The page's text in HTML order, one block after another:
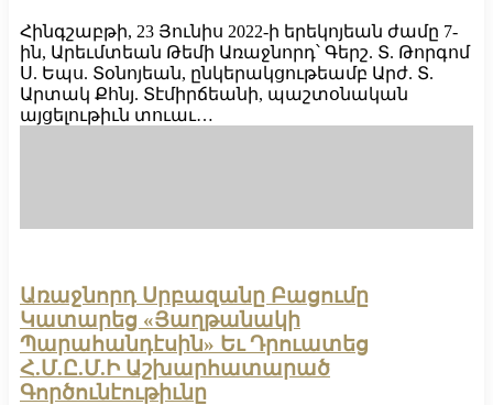
Հինգշաբթի, 23 Յունիս 2022-ի երեկոյեան ժամը 7-
ին, Արեւմտեան Թեմի Առաջնորդ՝ Գերշ. Տ. Թորգոմ
Ս. Եպս. Տօնոյեան, ընկերակցութեամբ Արժ. Տ.
Արտակ Քհնյ. Տէմիրճեանի, պաշտօնական
այցելութիւն տուաւ…
Առաջնորդ Սրբազանը Բացումը
Կատարեց «Յաղթանակի
Պարահանդէսին» Եւ Դրուատեց
Հ.Մ.Ը.Մ.Ի Աշխարհատարած
Գործունէութիւնը